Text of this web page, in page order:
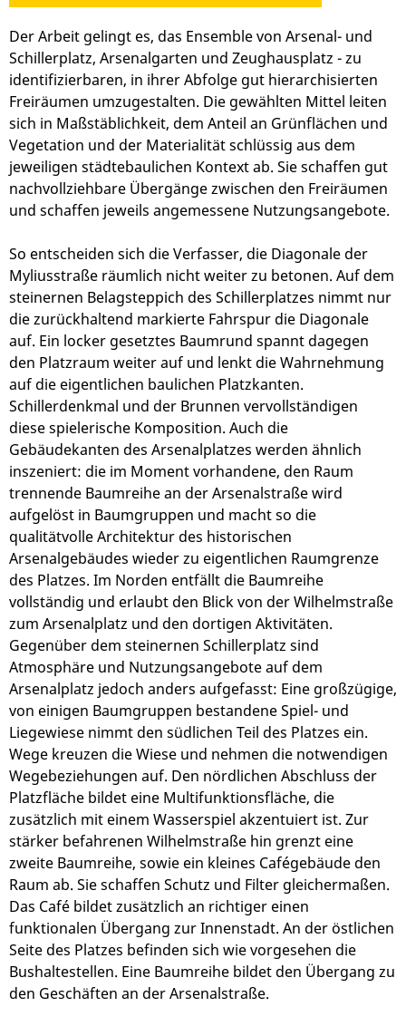
Der Arbeit gelingt es, das Ensemble von Arsenal- und
Schillerplatz, Arsenalgarten und Zeughausplatz - zu
identifizierbaren, in ihrer Abfolge gut hierarchisierten
Freiräumen umzugestalten. Die gewählten Mittel leiten
sich in Maßstäblichkeit, dem Anteil an Grünflächen und
Vegetation und der Materialität schlüssig aus dem
jeweiligen städtebaulichen Kontext ab. Sie schaffen gut
nachvollziehbare Übergänge zwischen den Freiräumen
und schaffen jeweils angemessene Nutzungsangebote.
So entscheiden sich die Verfasser, die Diagonale der
Myliusstraße räumlich nicht weiter zu betonen. Auf dem
steinernen Belagsteppich des Schillerplatzes nimmt nur
die zurückhaltend markierte Fahrspur die Diagonale
auf. Ein locker gesetztes Baumrund spannt dagegen
den Platzraum weiter auf und lenkt die Wahrnehmung
auf die eigentlichen baulichen Platzkanten.
Schillerdenkmal und der Brunnen vervollständigen
diese spielerische Komposition. Auch die
Gebäudekanten des Arsenalplatzes werden ähnlich
inszeniert: die im Moment vorhandene, den Raum
trennende Baumreihe an der Arsenalstraße wird
aufgelöst in Baumgruppen und macht so die
qualitätvolle Architektur des historischen
Arsenalgebäudes wieder zu eigentlichen Raumgrenze
des Platzes. Im Norden entfällt die Baumreihe
vollständig und erlaubt den Blick von der Wilhelmstraße
zum Arsenalplatz und den dortigen Aktivitäten.
Gegenüber dem steinernen Schillerplatz sind
Atmosphäre und Nutzungsangebote auf dem
Arsenalplatz jedoch anders aufgefasst: Eine großzügige,
von einigen Baumgruppen bestandene Spiel- und
Liegewiese nimmt den südlichen Teil des Platzes ein.
Wege kreuzen die Wiese und nehmen die notwendigen
Wegebeziehungen auf. Den nördlichen Abschluss der
Platzfläche bildet eine Multifunktionsfläche, die
zusätzlich mit einem Wasserspiel akzentuiert ist. Zur
stärker befahrenen Wilhelmstraße hin grenzt eine
zweite Baumreihe, sowie ein kleines Cafégebäude den
Raum ab. Sie schaffen Schutz und Filter gleichermaßen.
Das Café bildet zusätzlich an richtiger einen
funktionalen Übergang zur Innenstadt. An der östlichen
Seite des Platzes befinden sich wie vorgesehen die
Bushaltestellen. Eine Baumreihe bildet den Übergang zu
den Geschäften an der Arsenalstraße.